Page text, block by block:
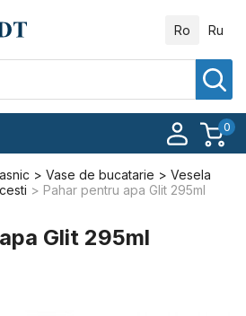
Ro Ru
0
Vase de bucatarie
Vesela
Pahar pentru apa Glit 295ml
Glit 295ml